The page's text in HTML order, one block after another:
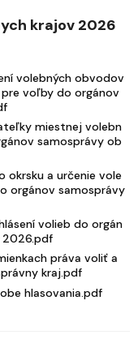
krajov 2026
volebných obvodov
voľby do orgánov
miestnej volebn
samosprávy ob
okrsku a určenie vole
orgánov samosprávy
volieb do orgán
2026.pdf
práva voliť a
kraj.pdf
hlasovania.pdf